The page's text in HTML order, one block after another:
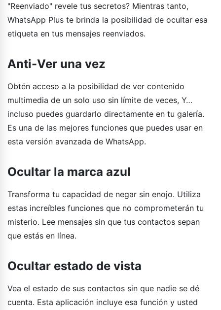
"Reenviado" revele tus secretos? Mientras tanto,
WhatsApp Plus te brinda la posibilidad de ocultar esa
etiqueta en tus mensajes reenviados.
Anti-Ver una vez
Obtén acceso a la posibilidad de ver contenido
multimedia de un solo uso sin límite de veces, Y…
incluso puedes guardarlo directamente en tu galería.
Es una de las mejores funciones que puedes usar en
esta versión avanzada de WhatsApp.
Ocultar la marca azul
Transforma tu capacidad de negar sin enojo. Utiliza
estas increíbles funciones que no comprometerán tu
misterio. Lee mensajes sin que tus contactos sepan
que estás en línea.
Ocultar estado de vista
Vea el estado de sus contactos sin que nadie se dé
cuenta. Esta aplicación incluye esa función y usted